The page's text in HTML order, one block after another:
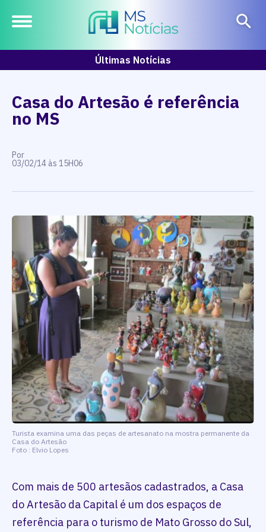
Últimas Notícias
Casa do Artesão é referência
no MS
Por
03/02/14 às 15H06
Turista examina uma das peças de artesanato na mostra permanente da
Casa do Artesão
Foto : Elvio Lopes
Com mais de 500 artesãos cadastrados, a Casa
do Artesão da Capital é um dos espaços de
referência para o turismo de Mato Grosso do Sul,